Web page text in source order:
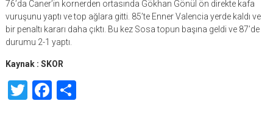
76’da Caner’in kornerden ortasında Gökhan Gönül ön direkte kafa
vuruşunu yaptı ve top ağlara gitti. 85’te Enner Valencia yerde kaldı ve
bir penaltı kararı daha çıktı. Bu kez Sosa topun başına geldi ve 87’de
durumu 2-1 yaptı.
Kaynak : SKOR
TwitterFacebook
Share